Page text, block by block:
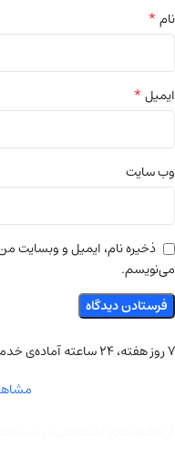
نام*
ایمیل*
وب‌ سایت
ذخیره نام، ایمیل و وبسایت من
می‌نویسم.
۷ روز هفته، ۲۴ ساعته آماده‌ی خدمت‌رسانی هستیم